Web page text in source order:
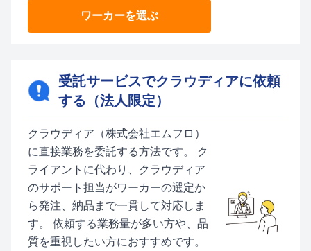
ワーカーを選ぶ
受託サービスでクラウディアに依頼
する（法人限定）
クラウディア（株式会社エムフロ）
に直接業務を委託する方法です。 ク
ライアントに代わり、クラウディア
のサポート担当がワーカーの選定か
ら発注、納品まで一貫して対応しま
す。 依頼する業務量が多い方や、品
質を重視したい方におすすめです。